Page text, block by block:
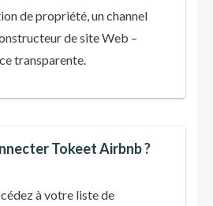
de propriété, un channel
de site Web –
transparente.
Tokeet Airbnb ?
à votre liste de